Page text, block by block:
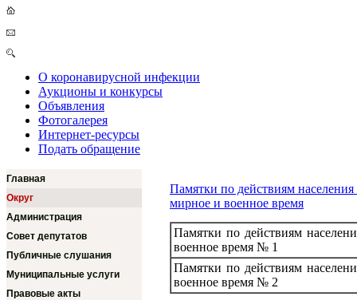
О коронавирусной инфекции
Аукционы и конкурсы
Объявления
Фотогалерея
Интернет-ресурсы
Подать обращение
Главная
Округ
Администрация
Совет депутатов
Публичные слушания
Муниципальные услуги
Правовые акты
Памятки по действиям
мирное и военное время
Памятки по действиям
военное время № 1
Памятки по действиям
военное время № 2